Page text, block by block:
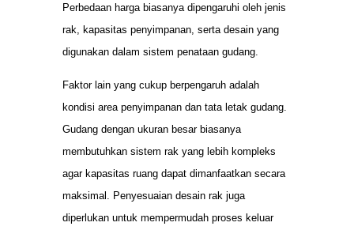
Perbedaan harga biasanya dipengaruhi oleh jenis
rak, kapasitas penyimpanan, serta desain yang
digunakan dalam sistem penataan gudang.
Faktor lain yang cukup berpengaruh adalah
kondisi area penyimpanan dan tata letak gudang.
Gudang dengan ukuran besar biasanya
membutuhkan sistem rak yang lebih kompleks
agar kapasitas ruang dapat dimanfaatkan secara
maksimal. Penyesuaian desain rak juga
diperlukan untuk mempermudah proses keluar